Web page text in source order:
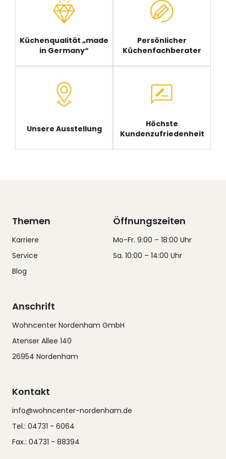
Küchenqualität „made
in Germany“
Persönlicher
Küchenfachberater
Unsere Ausstellung
Höchste
Kundenzufriedenheit
Themen
Karriere
Service
Blog
Öffnungszeiten
Mo-Fr. 9:00 – 18:00 Uhr
Sa. 10:00 – 14:00 Uhr
Anschrift
Wohncenter Nordenham GmbH
Atenser Allee 140
26954 Nordenham
Kontakt
info@wohncenter-nordenham.de
Tel.: 04731 - 6064
Fax.: 04731 - 88394